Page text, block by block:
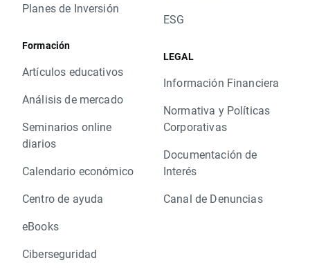
Planes de Inversión
Formación
Artículos educativos
Análisis de mercado
Seminarios online
diarios
Calendario económico
Centro de ayuda
eBooks
Ciberseguridad
ESG
LEGAL
Información Financiera
Normativa y Políticas
Corporativas
Documentación de
Interés
Canal de Denuncias